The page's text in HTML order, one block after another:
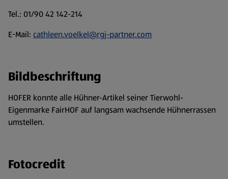
Tel.: 01/90 42 142-214
E-Mail: cathleen.voelkel@rgj-partner.com
Bildbeschriftung
HOFER konnte alle Hühner-Artikel seiner Tierwohl-
Eigenmarke FairHOF auf langsam wachsende Hühnerrassen
umstellen.
Fotocredit